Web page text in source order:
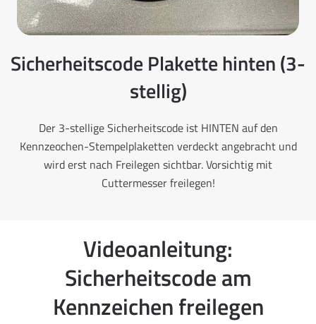
Sicherheitscode Plakette hinten (3-
stellig)
Der 3-stellige Sicherheitscode ist HINTEN auf den
Kennzeochen-Stempelplaketten verdeckt angebracht und
wird erst nach Freilegen sichtbar. Vorsichtig mit
Cuttermesser freilegen!
Videoanleitung:
Sicherheitscode am
Kennzeichen freilegen